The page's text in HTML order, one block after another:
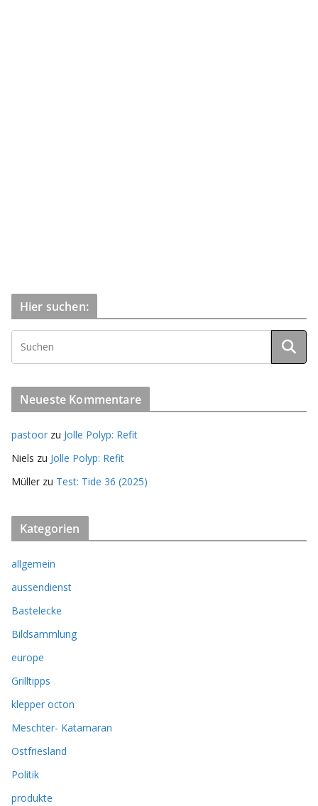
Hier suchen:
Neueste Kommentare
pastoor zu Jolle Polyp: Refit
Niels zu Jolle Polyp: Refit
Müller zu Test: Tide 36 (2025)
Kategorien
allgemein
aussendienst
Bastelecke
Bildsammlung
europe
Grilltipps
klepper octon
Meschter- Katamaran
Ostfriesland
Politik
produkte